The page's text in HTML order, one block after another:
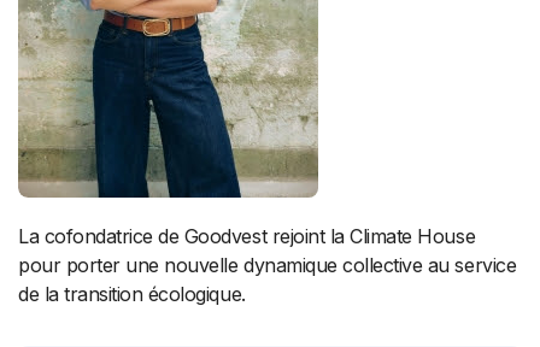
La cofondatrice de Goodvest rejoint la Climate House
pour porter une nouvelle dynamique collective au service
de la transition écologique.